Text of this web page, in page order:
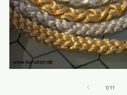
1/von
11